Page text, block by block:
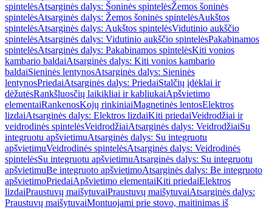
spintelėsAtsarginės dalys: Šoninės spintelėsŽemos šoninės
spintelėsAtsarginės dalys: Žemos šoninės spintelėsAukštos
spintelėsAtsarginės dalys: Aukštos spintelėsVidutinio aukščio
spintelėsAtsarginės dalys: Vidutinio aukščio spintelėsPakabinamos
spintelėsAtsarginės dalys: Pakabinamos spintelėsKiti vonios
kambario baldaiAtsarginės dalys: Kiti vonios kambario
baldaiSieninės lentynosAtsarginės dalys: Sieninės
lentynosPriedaiAtsarginės dalys: PriedaiStalčių įdėklai ir
dėžutėsRankšluosčių laikikliai ir kabliukaiApšvietimo
elementaiRankenosKojų rinkiniaiMagnetinės lentosElektros
lizdaiAtsarginės dalys: Elektros lizdaiKiti priedaiVeidrodžiai ir
veidrodinės spintelėsVeidrodžiaiAtsarginės dalys: VeidrodžiaiSu
integruotu apšvietimuAtsarginės dalys: Su integruotu
apšvietimuVeidrodinės spintelėsAtsarginės dalys: Veidrodinės
spintelėsSu integruotu apšvietimuAtsarginės dalys: Su integruotu
apšvietimuBe integruoto apšvietimoAtsarginės dalys: Be integruoto
apšvietimoPriedaiApšvietimo elementaiKiti priedaiElektros
lizdaiPraustuvų maišytuvaiPraustuvų maišytuvaiAtsarginės dalys:
Praustuvų maišytuvaiMontuojami prie stovo, maitinimas iš